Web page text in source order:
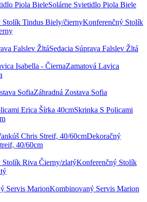
Solárne Svietidlo Piola Biele
Konferenčný Stolík
Sedacia Súprava Falslev Žltá
Zamatová Lavica
Záhradná Zostava Sofia
Skrinka S Policami
Dekoračný
40/60cm
Konferenčný Stolík
Kombinovaný Servis Marion